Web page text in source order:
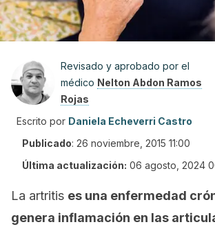
Revisado y aprobado por el
médico Nelton Abdon Ramos
Rojas
Escrito por Daniela Echeverri Castro
Publicado: 26 noviembre, 2015 11:00
Última actualización: 06 agosto, 2024
La artritis es una enfermedad
genera inflamación en las